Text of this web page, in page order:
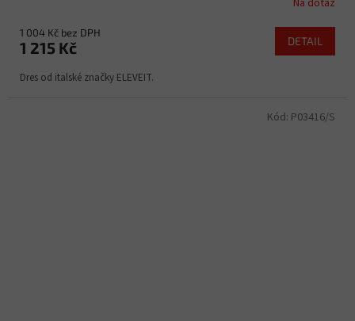
1 004 Kč bez DPH
1 215 Kč DETAIL
Dres od italské značky ELEVEIT.
Kód: P03416/S